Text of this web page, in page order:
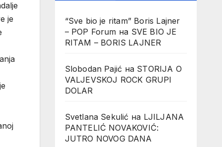
je
“Sve bio je ritam” Boris Lajner
– POP Forum на SVE BIO JE
RITAM – BORIS LAJNER
Slobodan Pajić на STORIJA O
VALJEVSKOJ ROCK GRUPI
DOLAR
Svetlana Sekulić на LJILJANA
PANTELIĆ NOVAKOVIĆ:
JUTRO NOVOG DANA